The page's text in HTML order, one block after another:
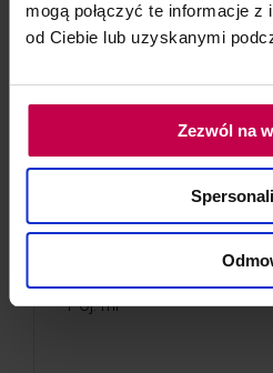
mogą połączyć te informacje
od Ciebie lub uzyskanymi
Zezwól na
Pelota do
Pelota do Darsonvala -
Poj: ml